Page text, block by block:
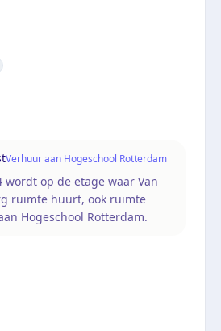
Verhuur aan Hogeschool Rotterdam
wordt op de etage waar Van
ruimte huurt, ook ruimte
Hogeschool Rotterdam.